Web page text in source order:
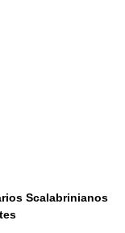
Scalabrinianos